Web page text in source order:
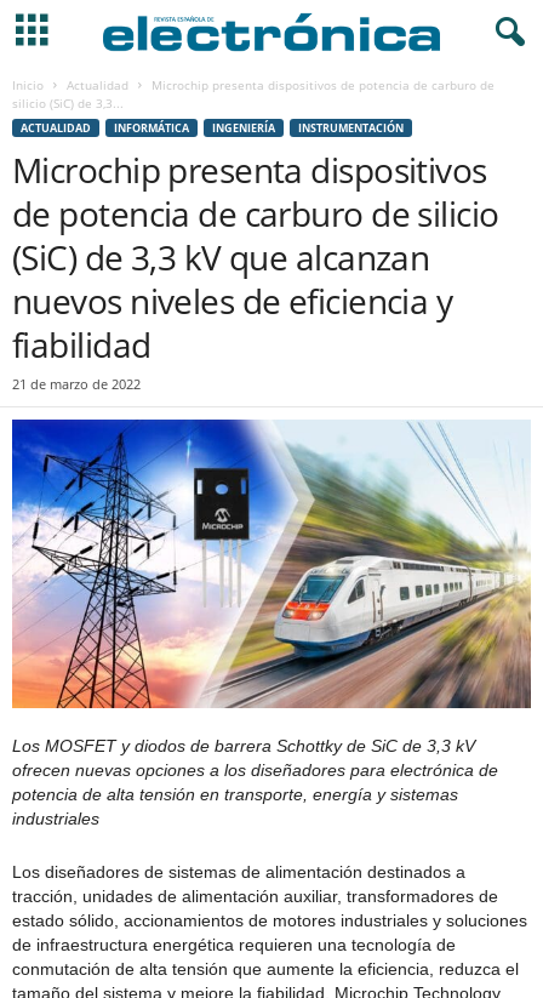
Inicio Actualidad
Microchip presenta dispositivos de potencia de carburo de
silicio (SiC) de 3,3...
ACTUALIDAD INFORMÁTICA INGENIERÍA INSTRUMENTACIÓN
Microchip presenta dispositivos
de potencia de carburo de silicio
(SiC) de 3,3 kV que alcanzan
nuevos niveles de eficiencia y
fiabilidad
21 de marzo de 2022
Los MOSFET y diodos de barrera Schottky de SiC de 3,3 kV
ofrecen nuevas opciones a los diseñadores para electrónica de
potencia de alta tensión en transporte, energía y sistemas
industriales
Los diseñadores de sistemas de alimentación destinados a
tracción, unidades de alimentación auxiliar, transformadores de
estado sólido, accionamientos de motores industriales y soluciones
de infraestructura energética requieren una tecnología de
conmutación de alta tensión que aumente la eficiencia, reduzca el
tamaño del sistema y mejore la fiabilidad. Microchip Technology